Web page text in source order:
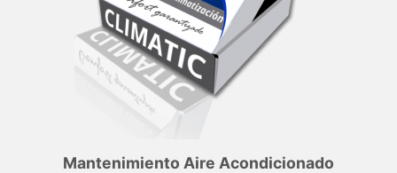
Mantenimiento Aire Acondicionado